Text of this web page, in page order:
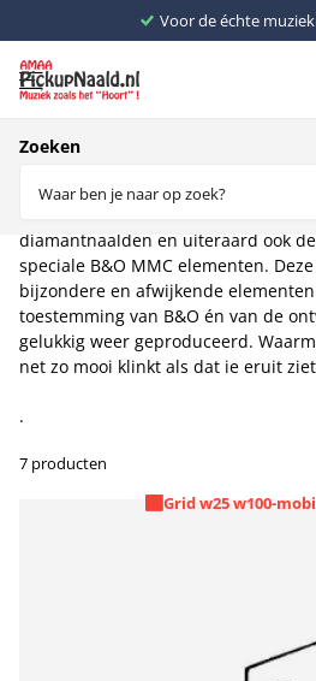
Voor de échte
Zoeken
Home
diamantnaalden en uiteraard ook
speciale B&O MMC elementen.
bijzondere en afwijkende
toestemming van B&O én van de
gelukkig weer geproduceerd.
net zo mooi klinkt als dat ie eruit
.
7 producten
Grid w25 w100-